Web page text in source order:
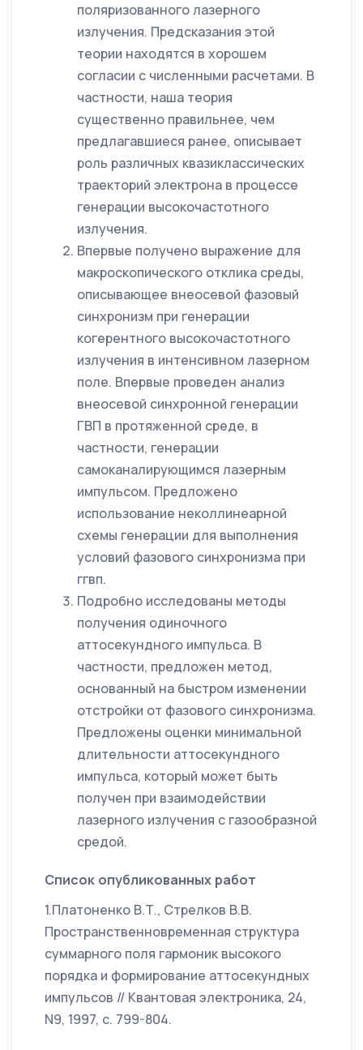
поляризованного лазерного
излучения. Предсказания этой
теории находятся в хорошем
согласии с численными расчетами. В
частности, наша теория
существенно правильнее, чем
предлагавшиеся ранее, описывает
роль различных квазиклассических
траекторий электрона в процессе
генерации высокочастотного
излучения.
Впервые получено выражение для
макроскопического отклика среды,
описывающее внеосевой фазовый
синхронизм при генерации
когерентного высокочастотного
излучения в интенсивном лазерном
поле. Впервые проведен анализ
внеосевой синхронной генерации
ГВП в протяженной среде, в
частности, генерации
самоканалирующимся лазерным
импульсом. Предложено
использование неколлинеарной
схемы генерации для выполнения
условий фазового синхронизма при
ггвп.
Подробно исследованы методы
получения одиночного
аттосекундного импульса. В
частности, предложен метод,
основанный на быстром изменении
отстройки от фазового синхронизма.
Предложены оценки минимальной
длительности аттосекундного
импульса, который может быть
получен при взаимодействии
лазерного излучения с газообразной
средой.
Список опубликованных работ
1.Платоненко В.Т., Стрелков В.В.
Пространственновременная структура
суммарного поля гармоник высокого
порядка и формирование аттосекундных
импульсов // Квантовая электроника, 24,
N9, 1997, с. 799-804.